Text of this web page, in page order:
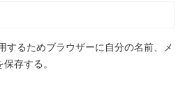
するためブラウザーに自分の名前、メ
存する。